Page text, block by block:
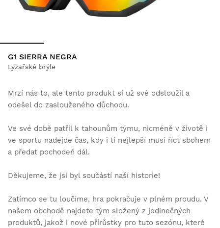
G1 SIERRA NEGRA
Lyžařské brýle
Mrzí nás to, ale tento produkt si už své odsloužil a
odešel do zaslouženého důchodu.
Ve své době patřil k tahounům týmu, nicméně v životě i
ve sportu nadejde čas, kdy i ti nejlepší musí říct sbohem
a předat pochodeň dál.
Děkujeme, že jsi byl součástí naší historie!
Zatímco se tu loučíme, hra pokračuje v plném proudu. V
našem obchodě najdete tým složený z jedinečných
produktů, jakož i nové přírůstky pro tuto sezónu, které